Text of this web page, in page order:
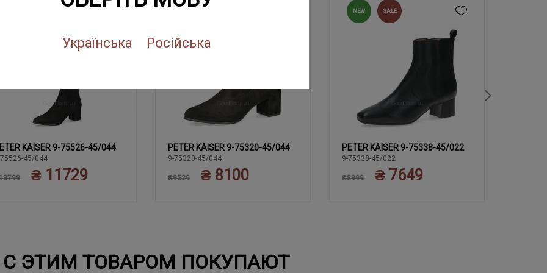
Українська Російська
37 37.5 38 38.5 39
40
KAISER 9-75526-45/044
45/044
₴ 11729
37 37.5 38 38.5 39
40
PETER KAISER 9-75320-45/044
9-75320-45/044
₴9529 ₴ 8100
NEW SALE
37 37.5 38 38.5 39
40
PETER KAISER 9-75338-45/022
9-75338-45/022
₴8999 ₴ 7649
С ЭТИМ ТОВАРОМ ПОКУПАЮТ